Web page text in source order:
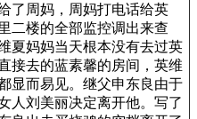
了周妈，周妈打电话给英
二楼的全部监控调出来查
夏妈妈当天根本没有去过英
接去的蓝素馨的房间，英维
显而易见。继父申东良由于
人刘美丽决定离开他。写了